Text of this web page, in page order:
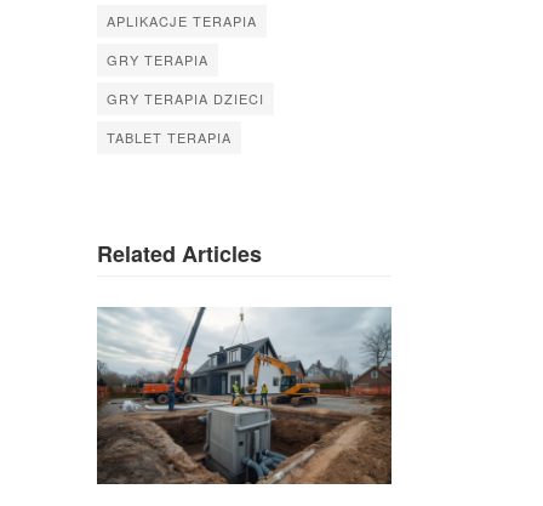
APLIKACJE TERAPIA
GRY TERAPIA
GRY TERAPIA DZIECI
TABLET TERAPIA
Related Articles